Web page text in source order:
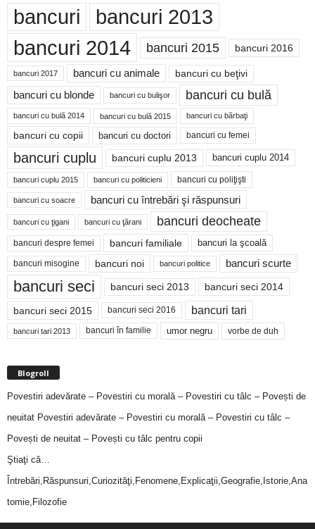
bancuri bancuri 2013
bancuri 2014 bancuri 2015 bancuri 2016
bancuri 2017 bancuri cu animale bancuri cu beţivi
bancuri cu blonde bancuri cu bulişor bancuri cu bulă
bancuri cu bulă 2014 bancuri cu bulă 2015 bancuri cu bărbaţi
bancuri cu copii bancuri cu doctori bancuri cu femei
bancuri cuplu bancuri cuplu 2013 bancuri cuplu 2014
bancuri cuplu 2015 bancuri cu politicieni bancuri cu poliţişti
bancuri cu soacre bancuri cu întrebări şi răspunsuri
bancuri cu ţigani bancuri cu ţărani bancuri deocheate
bancuri despre femei bancuri familiale bancuri la şcoală
bancuri misogine bancuri noi bancuri politice bancuri scurte
bancuri seci bancuri seci 2013 bancuri seci 2014
bancuri seci 2015 bancuri seci 2016 bancuri tari
bancuri tari 2013 bancuri în familie umor negru vorbe de duh
Blogroll
Povestiri adevărate – Povestiri cu morală – Povestiri cu tâlc – Povești de
neuitat Povestiri adevărate – Povestiri cu morală – Povestiri cu tâlc –
Povești de neuitat – Povești cu tâlc pentru copii
Ştiaţi că…
Întrebări,Răspunsuri,Curiozităţi,Fenomene,Explicaţii,Geografie,Istorie,Ana
tomie,Filozofie